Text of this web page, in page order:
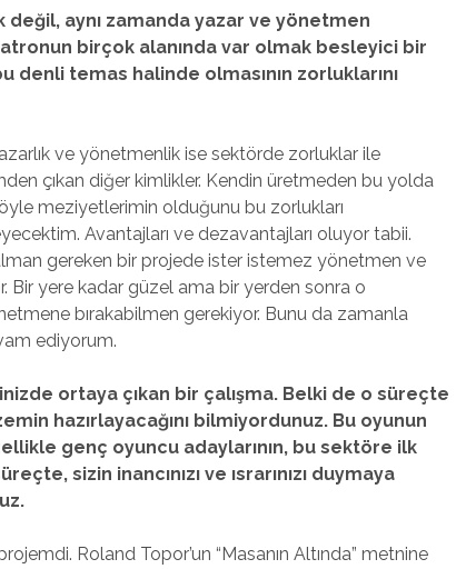
aynı zamanda yazar ve yönetmen
birçok alanında var olmak besleyici bir
denli temas halinde olmasının zorluklarını
ve yönetmenlik ise sektörde zorluklar ile
çıkan diğer kimlikler. Kendin üretmeden bu yolda
meziyetlerimin olduğunu bu zorlukları
Avantajları ve dezavantajları oluyor tabii.
gereken bir projede ister istemez yönetmen ve
Bir yere kadar güzel ama bir yerden sonra o
bırakabilmen gerekiyor. Bunu da zamanla
ediyorum.
ortaya çıkan bir çalışma. Belki de o süreçte
hazırlayacağını bilmiyordunuz. Bu oyunun
genç oyuncu adaylarının, bu sektöre ilk
sizin inancınızı ve ısrarınızı duymaya
Roland Topor’un “Masanın Altında” metnine